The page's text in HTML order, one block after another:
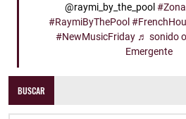
@raymi_by_the_pool
#RaymiByThePool
#NewMusicFriday ♬ sonido
Emergente
BUSCAR